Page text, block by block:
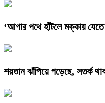
‘আপার পথে হাঁটলে মক্কায় যেতে
শয়তান ঝাঁপিয়ে পড়েছে, সতর্ক